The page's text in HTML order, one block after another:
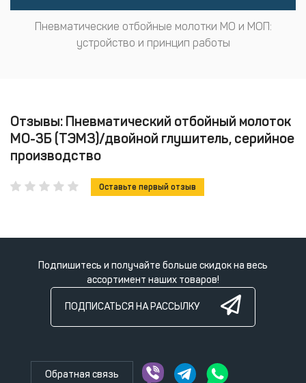
Пневматические отбойные молотки МО и МОП:
устройство и принцип работы
Отзывы: Пневматический отбойный молоток
МО-3Б (ТЭМЗ)/двойной глушитель, серийное
производство
Оставьте первый отзыв
Подпишитесь и получайте больше скидок на весь
ассортимент наших товаров!
ПОДПИСАТЬСЯ НА РАССЫЛКУ
Обратная связь